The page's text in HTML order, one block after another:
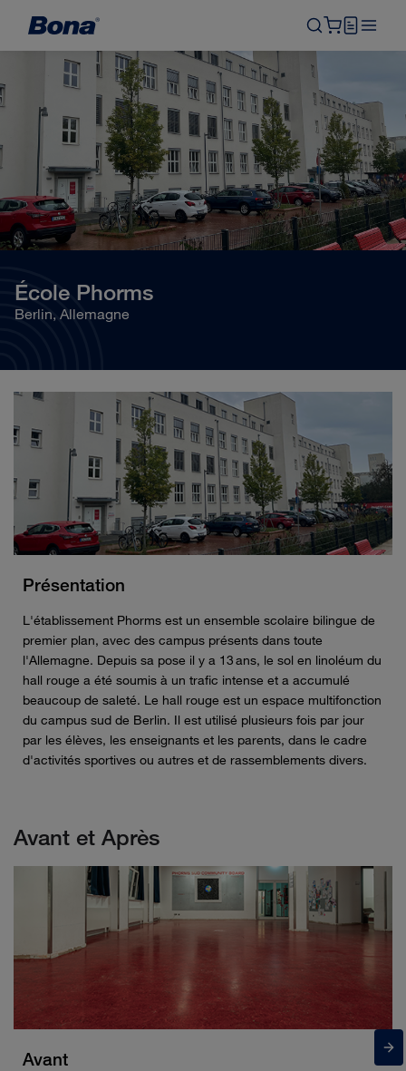
École Phorms
Berlin, Allemagne
Présentation
L'établissement Phorms est un ensemble scolaire bilingue de
premier plan, avec des campus présents dans toute
l'Allemagne. Depuis sa pose il y a 13 ans, le sol en linoléum du
hall rouge a été soumis à un trafic intense et a accumulé
beaucoup de saleté. Le hall rouge est un espace multifonction
du campus sud de Berlin. Il est utilisé plusieurs fois par jour
par les élèves, les enseignants et les parents, dans le cadre
d'activités sportives ou autres et de rassemblements divers.
Avant et Après
Avant